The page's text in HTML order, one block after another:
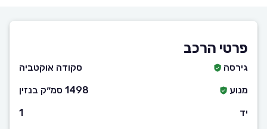
פרטי הרכב
גירסה
סקודה אוקטביה
מנוע
1498 סמ״ק בנזין
יד
1